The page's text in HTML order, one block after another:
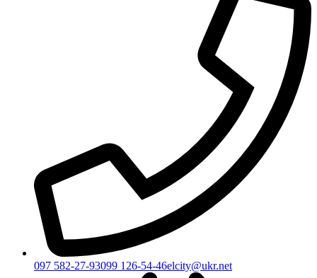
097 582-27-93099 126-54-46elcity@ukr.net